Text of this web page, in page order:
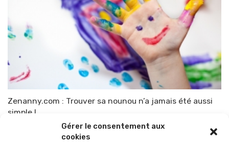
Gérer le consentement aux
cookies
Zenanny.com : Trouver sa nounou n’a jamais été aussi
simple !
TOP-PARENTS 29 octobre 2011